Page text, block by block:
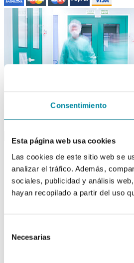
Consentimiento
Esta página web usa cookies
Las cookies de este sitio web se
analizar el tráfico. Además,
sociales, publicidad y análisis
hayan recopilado a partir del uso
Necesarias
drafts
Apuntarme
Acepto los Términos y Condiciones
back to top